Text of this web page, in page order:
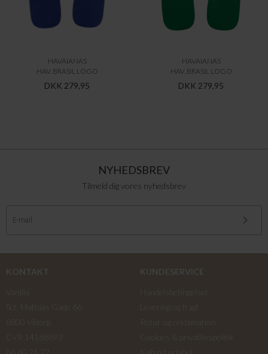
HAVAIANAS
HAV. BRASIL LOGO
DKK 279,95
HAVAIANAS
HAV. BRASIL LOGO
DKK 279,95
NYHEDSBREV
Tilmeld dig vores nyhedsbrev
KONTAKT
KUNDESERVICE